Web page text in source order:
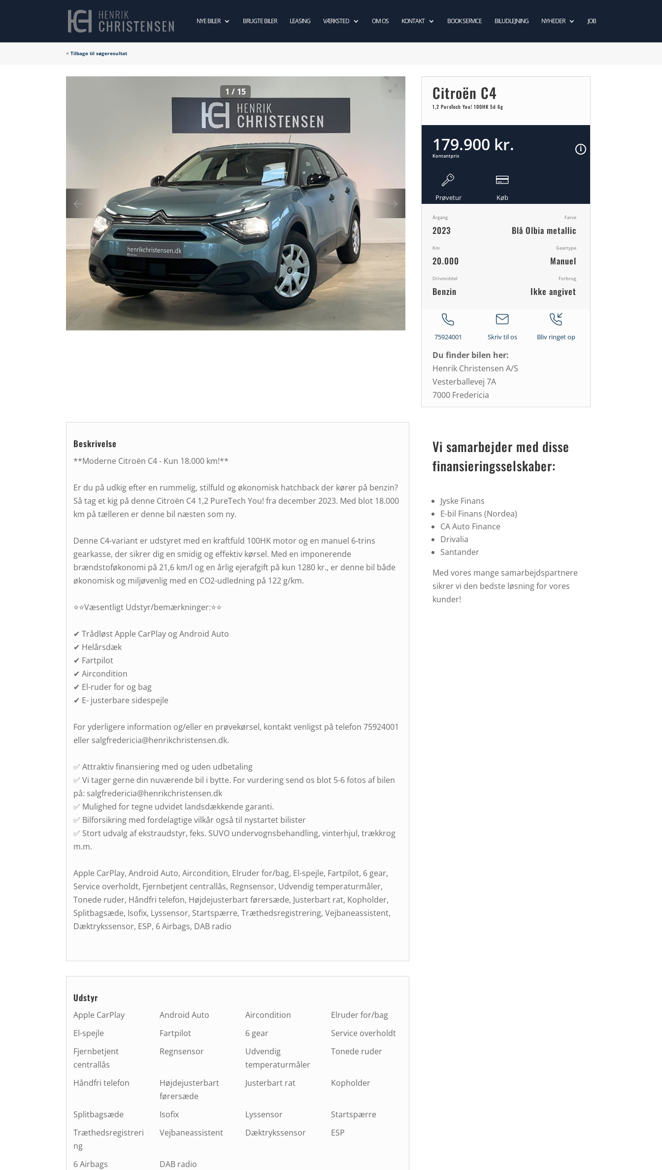
NYE BILER BRUGTE BILER LEASING VÆRKSTED OM OS KONTAKT BOOK SERVICE BILUDLEJNING NYHEDER JOB
<Tilbage til søgeresultat
1 / 15 Citroën C4
1,2 PureTech You! 100HK 5d 6g
179.900 kr.
Kontantpris
Prøvetur Køb
Årgang
2023
Farve
Blå Olbia metallic
Km
20.000
Geartype
Manuel
Drivmiddel
Benzin
Forbrug
Ikke angivet
75924001 Skriv til os Bliv ringet op
Du finder bilen her:
Henrik Christensen A/S
Vesterballevej 7A
7000 Fredericia
Beskrivelse
**Moderne Citroën C4 - Kun 18.000 km!**
Er du på udkig efter en rummelig, stilfuld og økonomisk hatchback der kører på benzin?
Så tag et kig på denne Citroën C4 1,2 PureTech You! fra december 2023. Med blot 18.000
km på tælleren er denne bil næsten som ny.
Denne C4-variant er udstyret med en kraftfuld 100HK motor og en manuel 6-trins
gearkasse, der sikrer dig en smidig og effektiv kørsel. Med en imponerende
brændstoføkonomi på 21,6 km/l og en årlig ejerafgift på kun 1280 kr., er denne bil både
økonomisk og miljøvenlig med en CO2-udledning på 122 g/km.
⭐⭐Væsentligt Udstyr/bemærkninger:⭐⭐
✔ Trådløst Apple CarPlay og Android Auto
✔ Helårsdæk
✔ Fartpilot
✔ Aircondition
✔ El-ruder for og bag
✔ E- justerbare sidespejle
For yderligere information og/eller en prøvekørsel, kontakt venligst på telefon 75924001
eller salgfredericia@henrikchristensen.dk.
✅ Attraktiv finansiering med og uden udbetaling
✅ Vi tager gerne din nuværende bil i bytte. For vurdering send os blot 5-6 fotos af bilen
på: salgfredericia@henrikchristensen.dk
✅ Mulighed for tegne udvidet landsdækkende garanti.
✅ Bilforsikring med fordelagtige vilkår også til nystartet bilister
✅ Stort udvalg af ekstraudstyr, feks. SUVO undervognsbehandling, vinterhjul, trækkrog
m.m.
Apple CarPlay, Android Auto, Aircondition, Elruder for/bag, El-spejle, Fartpilot, 6 gear,
Service overholdt, Fjernbetjent centrallås, Regnsensor, Udvendig temperaturmåler,
Tonede ruder, Håndfri telefon, Højdejusterbart førersæde, Justerbart rat, Kopholder,
Splitbagsæde, Isofix, Lyssensor, Startspærre, Træthedsregistrering, Vejbaneassistent,
Dæktrykssensor, ESP, 6 Airbags, DAB radio
Udstyr
Apple CarPlay Android Auto Aircondition
Elruder for/bag
El-spejle
Fartpilot 6 gear
Service overholdt
Fjernbetjent
centrallås
Regnsensor
Udvendig
temperaturmåler
Tonede ruder
Håndfri telefon
Højdejusterbart
førersæde
Justerbart rat Kopholder
Splitbagsæde Isofix Lyssensor
Startspærre
Træthedsregistreri
ng
Vejbaneassistent Dæktrykssensor ESP
6 Airbags DAB radio
Vi samarbejder med disse
finansieringsselskaber:
Jyske Finans
E-bil Finans (Nordea)
CA Auto Finance
Drivalia
Santander
Med vores mange samarbejdspartnere
sikrer vi den bedste løsning for vores
kunder!